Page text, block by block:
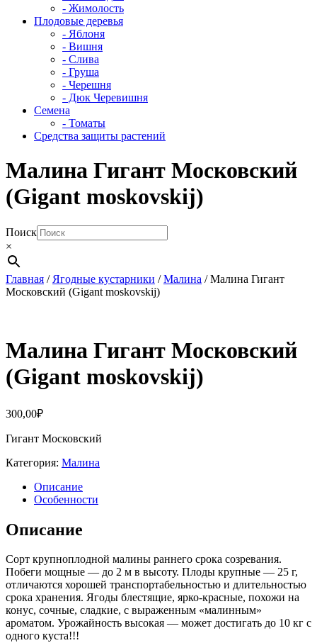
- Жимолость
Плодовые деревья
- Яблоня
- Вишня
- Слива
- Груша
- Черешня
- Дюк Черевишня
Семена
- Томаты
Средства защиты растений
Малина Гигант Московский
(Gigant moskovskij)
Поиск
×
Главная / Ягодные кустарники /Малина / Малина Гигант
Московский (Gigant moskovskij)
Малина Гигант Московский
(Gigant moskovskij)
300,00₽
Гигант Московский
Категория: Малина
Описание
Особенности
Описание
Сорт крупноплодной малины раннего срока созревания.
Побеги мощные — до 2 м в высоту. Плоды крупные — 25 г,
отличаются хорошей транспортабельностью и длительностью
срока хранения. Ягоды блестящие, ярко-красные, похожи на
конус, сочные, сладкие, с выраженным «малинным»
ароматом. Урожайность высокая — может достигать до 10 кг с
одного куста!!!